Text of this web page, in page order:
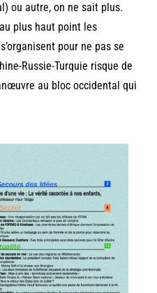
ou autre, on ne sait plus.
plus haut point les
pour ne pas se
Russie-Turquie risque de
au bloc occidental qui